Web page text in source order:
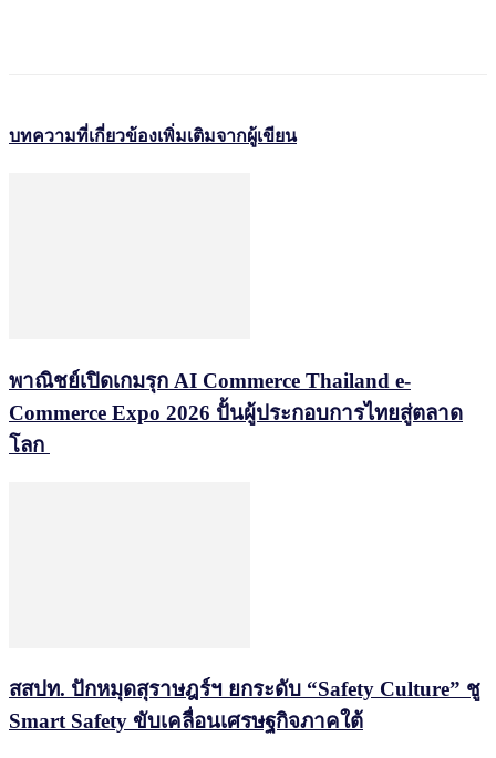
บทความที่เกี่ยวข้องเพิ่มเติมจากผู้เขียน
พาณิชย์เปิดเกมรุก AI Commerce Thailand e-
Commerce Expo 2026 ปั้นผู้ประกอบการไทยสู่ตลาด
โลก
สสปท. ปักหมุดสุราษฎร์ฯ ยกระดับ “Safety Culture” ชู
Smart Safety ขับเคลื่อนเศรษฐกิจภาคใต้